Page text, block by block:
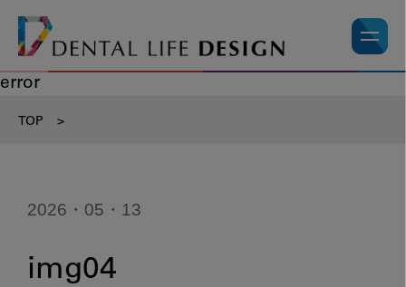
error
TOP >
2026・05・13
img04